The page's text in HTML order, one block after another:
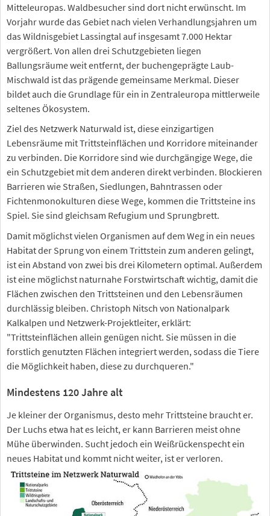
Mitteleuropas. Waldbesucher sind dort nicht erwünscht. Im
Vorjahr wurde das Gebiet nach vielen Verhandlungsjahren um
das Wildnisgebiet Lassingtal auf insgesamt 7.000 Hektar
vergrößert. Von allen drei Schutzgebieten liegen
Ballungsräume weit entfernt, der buchengeprägte Laub-
Mischwald ist das prägende gemeinsame Merkmal. Dieser
bildet auch die Grundlage für ein in Zentraleuropa mittlerweile
seltenes Ökosystem.
Ziel des Netzwerk Naturwald ist, diese einzigartigen
Lebensräume mit Trittsteinflächen und Korridore miteinander
zu verbinden. Die Korridore sind wie durchgängige Wege, die
ein Schutzgebiet mit dem anderen direkt verbinden. Blockieren
Barrieren wie Straßen, Siedlungen, Bahntrassen oder
Fichtenmonokulturen diese Wege, kommen die Trittsteine ins
Spiel. Sie sind gleichsam Refugium und Sprungbrett.
Damit möglichst vielen Organismen auf dem Weg in ein neues
Habitat der Sprung von einem Trittstein zum anderen gelingt,
ist ein Abstand von zwei bis drei Kilometern optimal. Außerdem
ist eine möglichst naturnahe Forstwirtschaft wichtig, damit die
Flächen zwischen den Trittsteinen und den Lebensräumen
durchlässig bleiben. Christoph Nitsch von Nationalpark
Kalkalpen und Netzwerk-Projektleiter, erklärt:
"Trittsteinflächen allein genügen nicht. Sie müssen in die
forstlich genutzten Flächen integriert werden, sodass die Tiere
die Möglichkeit haben, diese zu durchqueren."
Mindestens 120 Jahre alt
Je kleiner der Organismus, desto mehr Trittsteine braucht er.
Der Luchs etwa hat es leicht, er kann Barrieren meist ohne
Mühe überwinden. Sucht jedoch ein Weißrückenspecht ein
neues Habitat und kommt nicht weiter, ist er verloren.